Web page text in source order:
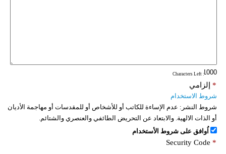
: Characters Left
إلزامي *
شروط الاستخدام
شروط النشر: عدم الإساءة للكاتب أو للأشخاص أو للمقدسات أو مهاجمة الأديان
أو الذات الالهية. والابتعاد عن التحريض الطائفي والعنصري والشتائم.
اُوافق على شروط الأستخدام
Security Code *